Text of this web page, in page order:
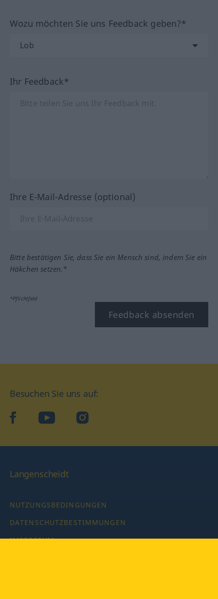
Wozu möchten Sie uns Feedback geben?*
Ihr Feedback*
Ihre E-Mail-Adresse (optional)
Bitte bestätigen Sie, dass Sie ein Mensch sind, indem Sie ein
Häkchen setzen.*
*Pflichtfeld
Feedback absenden
Besuchen Sie uns auf:
facebookYouTube Instagram
Langenscheidt
NUTZUNGSBEDINGUNGEN
DATENSCHUTZBESTIMMUNGEN
IMPRESSUM